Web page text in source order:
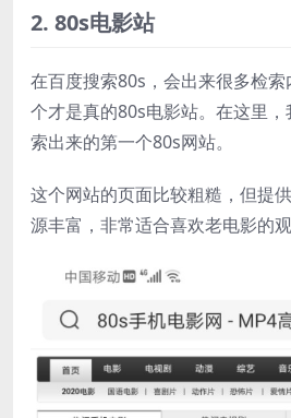
2. 80s电影站
在百度搜索80s，会出来很多检
个才是真的80s电影站。在这里
索出来的第一个80s网站。
这个网站的页面比较粗糙，但提
源丰富，非常适合喜欢老电影的观